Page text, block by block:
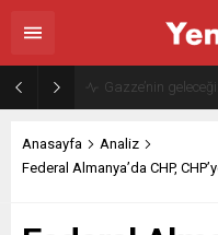
Gazze’nin
Anasayfa
Analiz
Federal Almanya’da CHP,